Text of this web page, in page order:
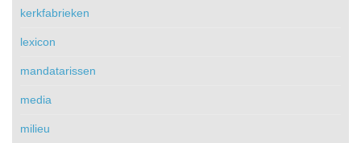
kerkfabrieken
lexicon
mandatarissen
media
milieu